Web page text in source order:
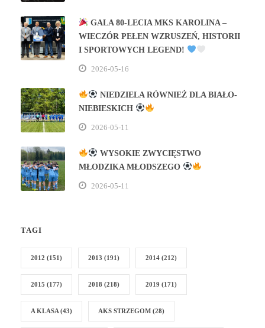
GALA 80‑LECIA MKS KAROLINA –
WIECZÓR PEŁEN WZRUSZEŃ, HISTORII
I SPORTOWYCH LEGEND!
2026-05-16
NIEDZIELA RÓWNIEŻ DLA BIAŁO-
NIEBIESKICH
2026-05-11
WYSOKIE ZWYCIĘSTWO
MŁODZIKA MŁODSZEGO
2026-05-11
TAGI
2012 (151) 2013 (191) 2014 (212)
2015 (177) 2018 (218) 2019 (171)
A KLASA (43) AKS STRZEGOM (28)